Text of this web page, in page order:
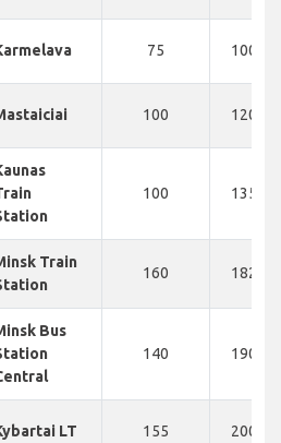
75 100 KM
100 120 KM
100 135 KM
Train
160 182 KM
Bus
140 190 KM
LT 155 200 KM